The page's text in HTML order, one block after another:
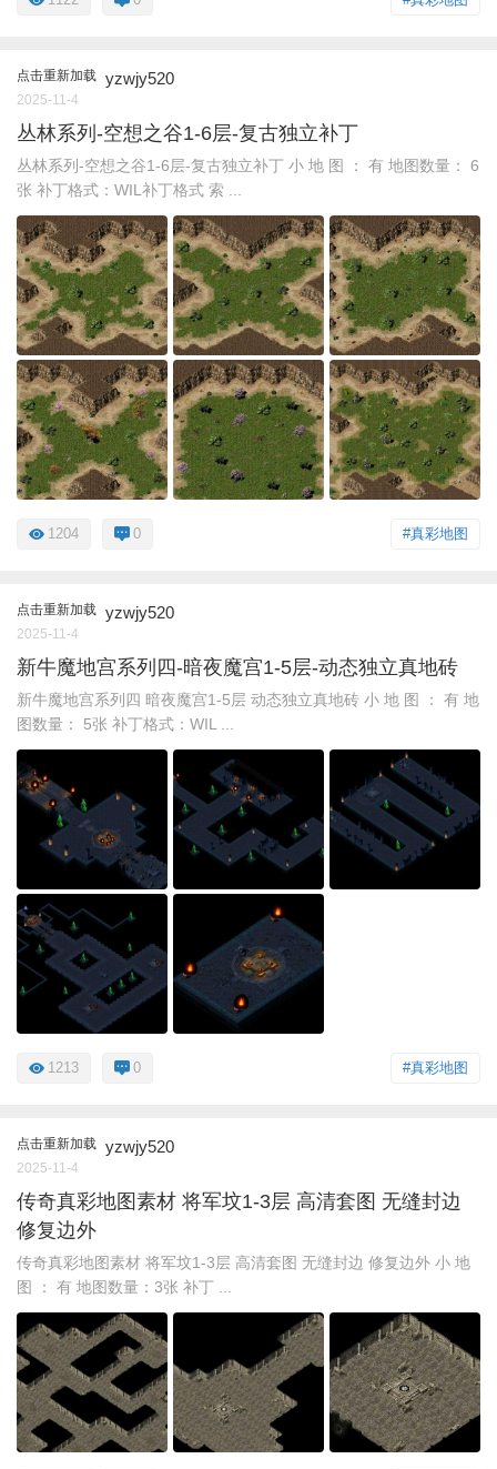
点击重新加载 yzwjy520
2025-11-4
丛林系列-空想之谷1-6层-复古独立补丁
丛林系列-空想之谷1-6层-复古独立补丁 小 地 图 ： 有 地图数量： 6
张 补丁格式：WIL补丁格式 索 ...
#真彩地图
1204 0
点击重新加载 yzwjy520
2025-11-4
新牛魔地宫系列四-暗夜魔宫1-5层-动态独立真地砖
新牛魔地宫系列四 暗夜魔宫1-5层 动态独立真地砖 小 地 图 ： 有 地
图数量： 5张 补丁格式：WIL ...
#真彩地图
1213 0
点击重新加载 yzwjy520
2025-11-4
传奇真彩地图素材 将军坟1-3层 高清套图 无缝封边
修复边外
传奇真彩地图素材 将军坟1-3层 高清套图 无缝封边 修复边外 小 地
图 ： 有 地图数量：3张 补丁 ...